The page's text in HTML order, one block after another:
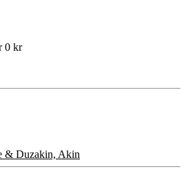
0 kr
& Duzakin, Akin